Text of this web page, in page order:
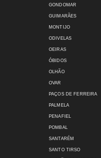
GONDOMAR
GUIMARÃES
MONTIJO
ODIVELAS
OEIRAS
ÓBIDOS
OLHÃO
OVAR
PAÇOS DE FERREIRA
PALMELA
PENAFIEL
POMBAL
SANTARÉM
SANTO TIRSO